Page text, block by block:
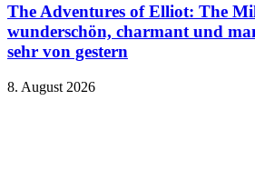
The Adventures of Elliot: The
wunderschön, charmant und
sehr von gestern
8. August 2026